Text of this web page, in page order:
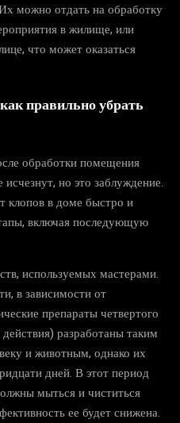
можно отдать на обработку
в жилище, или
что может оказаться
правильно убрать
обработки помещения
но это заблуждение.
клопов в доме быстро и
включая последующую
используемых мастерами.
в зависимости от
препараты четвертого
разработаны таким
и животным, однако их
дней. В этот период
мыться и чиститься
ее будет снижена.